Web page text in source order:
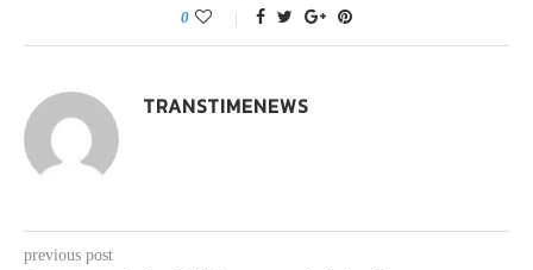
0
TRANSTIMENEWS
previous post